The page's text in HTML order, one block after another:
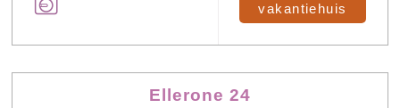
vakantiehuis
Ellerone 24